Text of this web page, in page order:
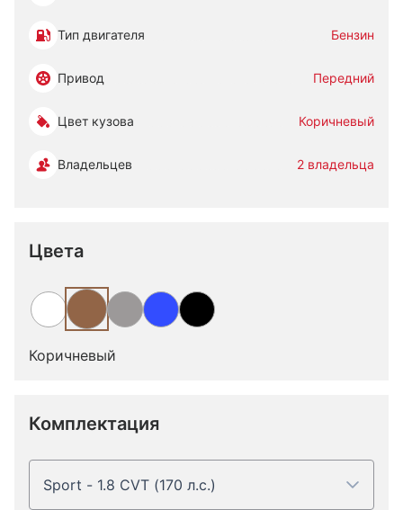
Тип двигателя Бензин
Привод Передний
Цвет кузова Коричневый
Владельцев 2 владельца
Цвета
Коричневый
Комплектация
Sport - 1.8 CVT (170 л.с.)